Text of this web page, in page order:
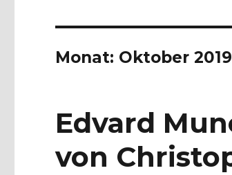
Monat: Oktober 2019
Edvard
von